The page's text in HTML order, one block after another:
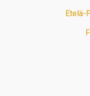
Etelä-